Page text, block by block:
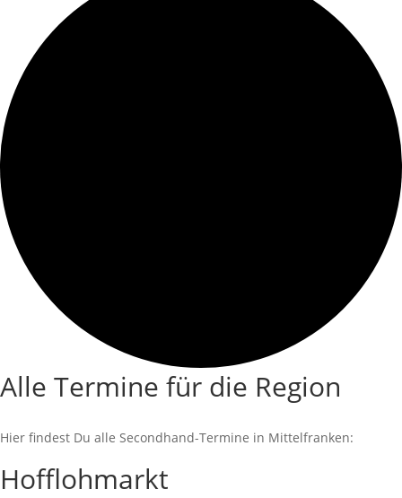
Alle Termine für die Region
Hier findest Du alle Secondhand-Termine in Mittelfranken:
Hofflohmarkt